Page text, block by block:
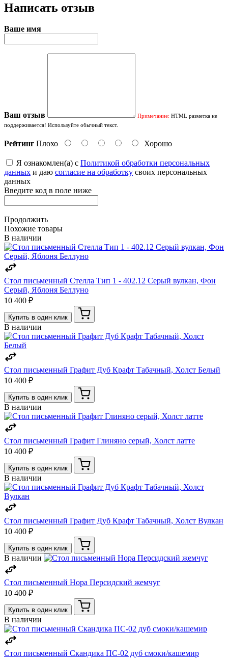
Написать отзыв
Ваше имя
Ваш отзыв Примечание: HTML разметка не
поддерживается! Используйте обычный текст.
Рейтинг Плохо Хорошо
Я ознакомлен(а) с Политикой обработки персональных
данных и даю согласие на обработку своих персональных
данных
Введите код в поле ниже
Продолжить
Похожие товары
В наличии
Стол письменный Стелла Тип 1 - 402.12 Серый вулкан, Фон
Серый, Яблоня Беллуно
10 400 ₽
Купить в один клик
В наличии
Стол письменный Графит Дуб Крафт Табачный, Холст Белый
10 400 ₽
Купить в один клик
В наличии
Стол письменный Графит Глиняно серый, Холст латте
10 400 ₽
Купить в один клик
В наличии
Стол письменный Графит Дуб Крафт Табачный, Холст Вулкан
10 400 ₽
Купить в один клик
В наличии
Стол письменный Нора Персидский жемчуг
10 400 ₽
Купить в один клик
В наличии
Стол письменный Скандика ПС-02 дуб смоки/кашемир